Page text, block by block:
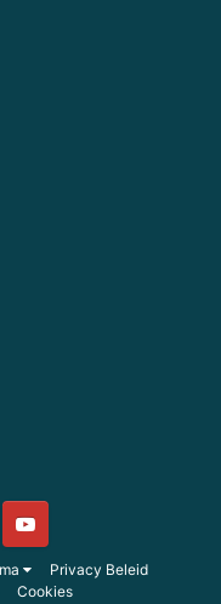
Privacy Beleid
Cookies